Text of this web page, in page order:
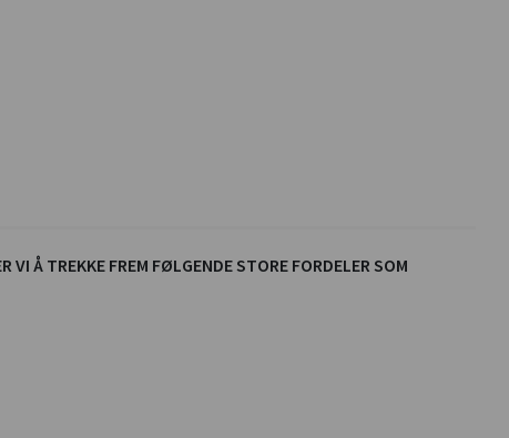
Å TREKKE FREM FØLGENDE STORE FORDELER SOM